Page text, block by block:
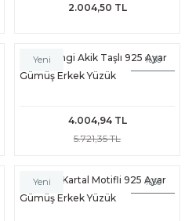
2.004,50 TL
Yeni %30
Kahverengi Akik Taşlı 925 Ayar
Gümüş Erkek Yüzük
4.004,94 TL
5.721,35 TL
Yeni %30
Selçuklu Kartal Motifli 925 Ayar
Gümüş Erkek Yüzük